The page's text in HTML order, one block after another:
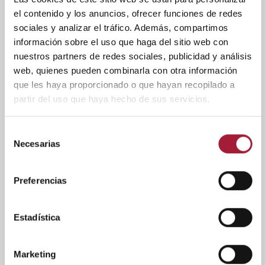
el contenido y los anuncios, ofrecer funciones de redes
sociales y analizar el tráfico. Además, compartimos
información sobre el uso que haga del sitio web con
nuestros partners de redes sociales, publicidad y análisis
web, quienes pueden combinarla con otra información
que les haya proporcionado o que hayan recopilado a
partir del uso que haya hecho de sus servicios.
Necesarias
Preferencias
Estadística
Marketing
SALUD BUCODENTAL
5 consejos para prevenir la boca
Se puede sentir la boca seca por la noche de forma puntual.
investigar la causa que puede estar provocándolo. Además,
existen diferentes medidas para prevenir las molestias que
LEER MÁS